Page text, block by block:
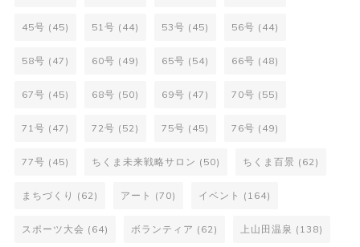
45号 (45) 51号 (44) 53号 (45) 56号 (44)
58号 (47) 60号 (49) 65号 (54) 66号 (48)
67号 (45) 68号 (50) 69号 (47) 70号 (55)
71号 (47) 72号 (52) 75号 (45) 76号 (49)
77号 (45) ちくま未来戦略サロン (50) ちくま百景 (62)
まちづくり (62) アート (70) イベント (164)
スポーツ大会 (64) ボランティア (62) 上山田温泉 (138)